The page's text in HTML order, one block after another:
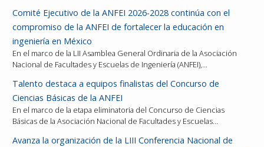
Comité Ejecutivo de la ANFEI 2026-2028 continúa con el
compromiso de la ANFEI de fortalecer la educación en
ingeniería en México
En el marco de la LII Asamblea General Ordinaria de la Asociación
Nacional de Facultades y Escuelas de Ingeniería (ANFEI),…
Talento destaca a equipos finalistas del Concurso de
Ciencias Básicas de la ANFEI
En el marco de la etapa eliminatoria del Concurso de Ciencias
Básicas de la Asociación Nacional de Facultades y Escuelas…
Avanza la organización de la LIII Conferencia Nacional de